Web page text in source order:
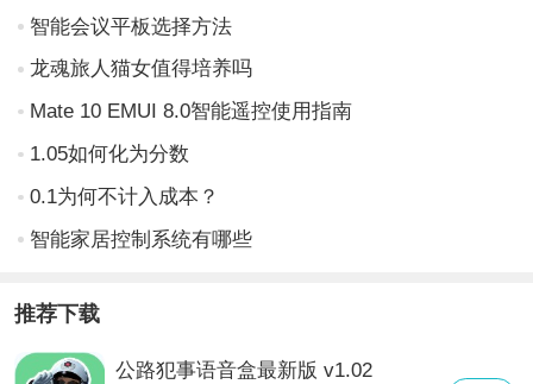
智能会议平板选择方法
龙魂旅人猫女值得培养吗
Mate 10 EMUI 8.0智能遥控使用指南
1.05如何化为分数
0.1为何不计入成本？
智能家居控制系统有哪些
推荐下载
公路犯事语音盒最新版 v1.02